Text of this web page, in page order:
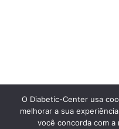
O Diabetic-Center usa
melhorar a sua
você concorda com a